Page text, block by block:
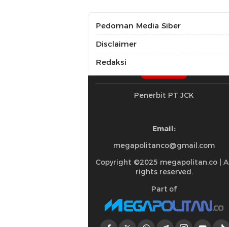
Pedoman Media Siber
Disclaimer
Redaksi
Penerbit PT JCK
Email:
megapolitanco@gmail.com
Copyright ©2025 megapolitan.co | All
rights reserved.
Part of